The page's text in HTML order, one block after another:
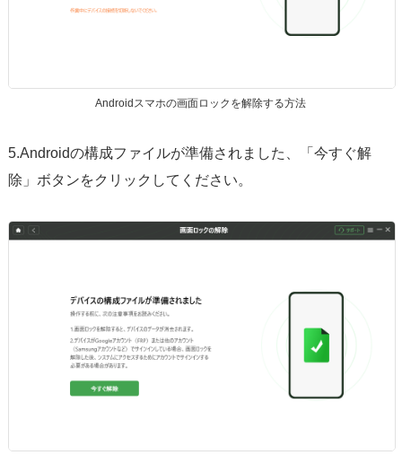
Androidスマホの画面ロックを解除する方法
5.Androidの構成ファイルが準備されました、「今すぐ解
除」ボタンをクリックしてください。